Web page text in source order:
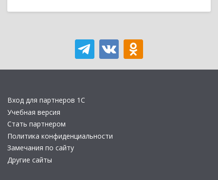
Вход для партнеров 1С
Учебная версия
Стать партнером
Политика конфиденциальности
Замечания по сайту
Другие сайты